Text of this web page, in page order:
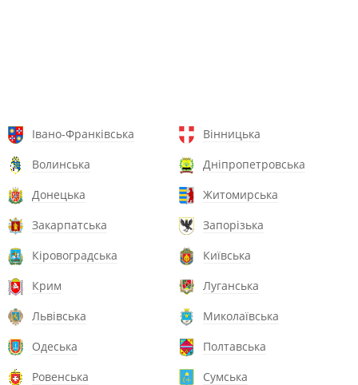
Івано-Франківська
Вінницька
Волинська
Дніпропетровська
Донецька
Житомирська
Закарпатська
Запорізька
Кіровоградська
Київська
Крим
Луганська
Львівська
Миколаївська
Одеська
Полтавська
Ровенська
Сумська